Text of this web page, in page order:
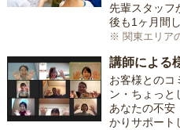
先輩スタッフ
後も1ヶ月間
※ 関東エリア
講師による
お客様とのコ
ン・ちょっと
あなたの不安
かりサポート